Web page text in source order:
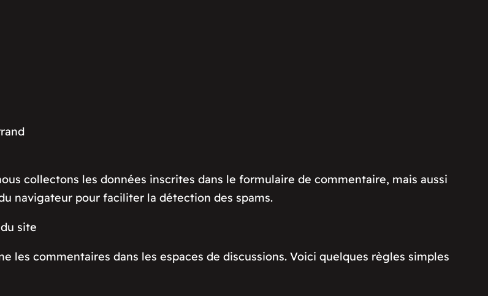
collectons les données inscrites dans le formulaire de commentaire, mais aussi
navigateur pour faciliter la détection des spams.
site
les commentaires dans les espaces de discussions. Voici quelques règles simples